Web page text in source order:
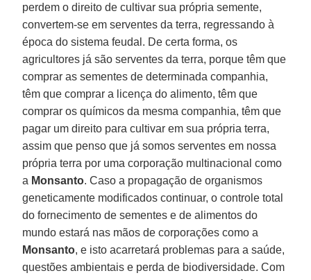
perdem o direito de cultivar sua própria semente,
convertem-se em serventes da terra, regressando à
época do sistema feudal. De certa forma, os
agricultores já são serventes da terra, porque têm que
comprar as sementes de determinada companhia,
têm que comprar a licença do alimento, têm que
comprar os químicos da mesma companhia, têm que
pagar um direito para cultivar em sua própria terra,
assim que penso que já somos serventes em nossa
própria terra por uma corporação multinacional como
a Monsanto. Caso a propagação de organismos
geneticamente modificados continuar, o controle total
do fornecimento de sementes e de alimentos do
mundo estará nas mãos de corporações como a
Monsanto, e isto acarretará problemas para a saúde,
questões ambientais e perda de biodiversidade. Com